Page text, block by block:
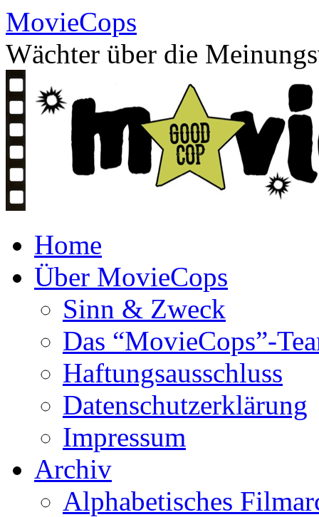
Skip
to
content
MovieCops
Wächter über die
Home
Über MovieCops
Sinn & Zweck
Das “MovieCops”-
Haftungsausschluss
Datenschutzerklärung
Impressum
Archiv
Alphabetisches